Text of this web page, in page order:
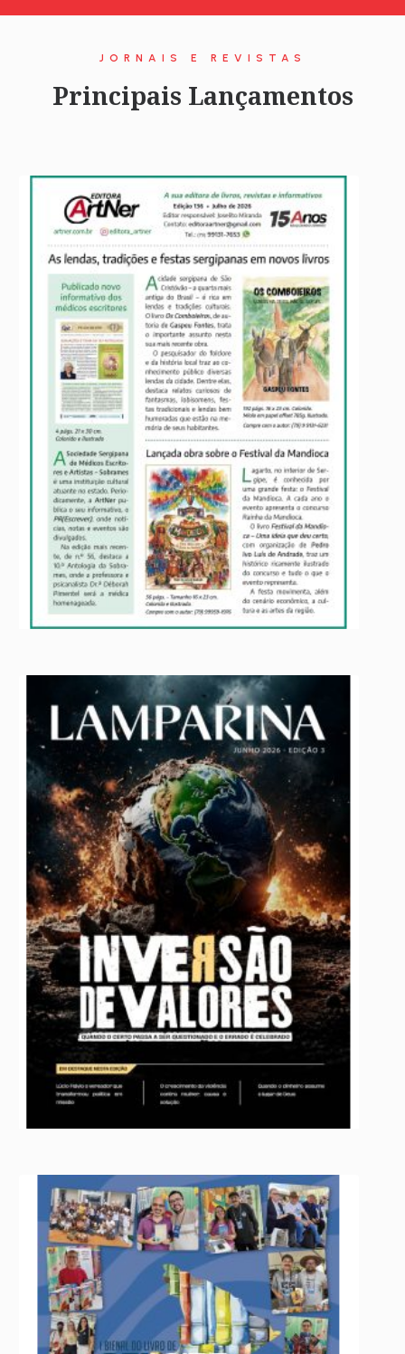
JORNAIS E REVISTAS
Principais Lançamentos